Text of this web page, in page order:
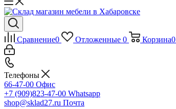
Сравнение0 Отложенные 0 Корзина0
Телефоны
66-47-00 Офис
+7 (909)823-47-00 Whatsapp
shop@sklad27.ru Почта